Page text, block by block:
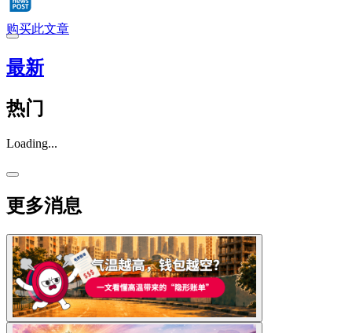
购买此文章
最新
热门
Loading...
更多消息